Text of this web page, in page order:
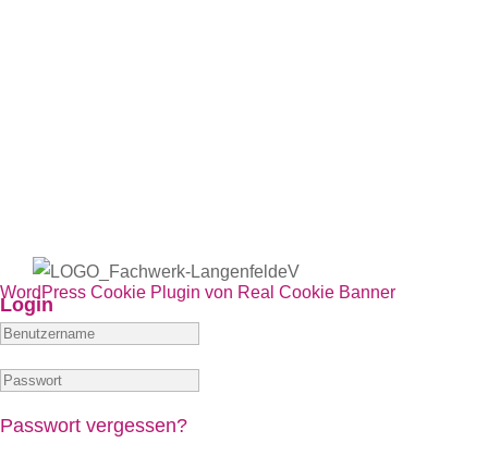
Login
Passwort vergessen?
WordPress Cookie Plugin von Real Cookie Banner